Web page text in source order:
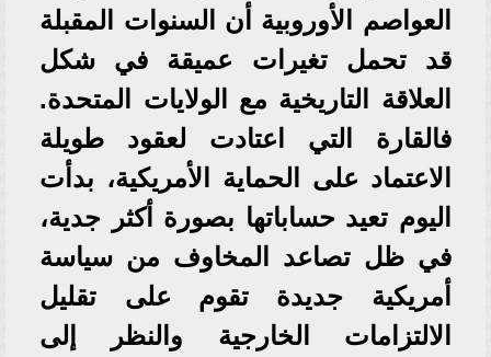
العواصم الأوروبية أن السنوات المقبلة
قد تحمل تغيرات عميقة في شكل
العلاقة التاريخية مع الولايات المتحدة.
فالقارة التي اعتادت لعقود طويلة
الاعتماد على الحماية الأمريكية، بدأت
اليوم تعيد حساباتها بصورة أكثر جدية،
في ظل تصاعد المخاوف من سياسة
أمريكية جديدة تقوم على تقليل
الالتزامات الخارجية والنظر إلى